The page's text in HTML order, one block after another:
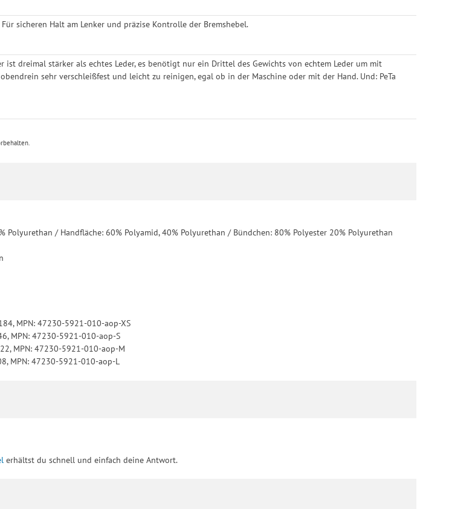
sicheren Halt am Lenker und präzise Kontrolle der Bremshebel.
ist dreimal stärker als echtes Leder, es benötigt nur ein Drittel des Gewichts von echtem Leder um mit
sehr verschleißfest und leicht zu reinigen, egal ob in der Maschine oder mit der Hand. Und: PeTa
Polyurethan / Handfläche: 60% Polyamid, 40% Polyurethan / Bündchen: 80% Polyester 20% Polyurethan
MPN: 47230-5921-010-aop-XS
MPN: 47230-5921-010-aop-S
MPN: 47230-5921-010-aop-M
MPN: 47230-5921-010-aop-L
erhältst du schnell und einfach deine Antwort.